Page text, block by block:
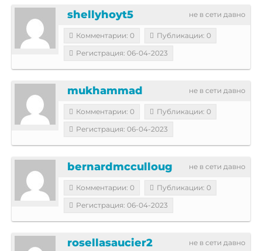
не в сети давно
shellyhoyt5
Комментарии: 0
Публикации: 0
Регистрация: 06-04-2023
не в сети давно
mukhammad
Комментарии: 0
Публикации: 0
Регистрация: 06-04-2023
не в сети давно
bernardmcculloug
Комментарии: 0
Публикации: 0
Регистрация: 06-04-2023
не в сети давно
rosellasaucier2